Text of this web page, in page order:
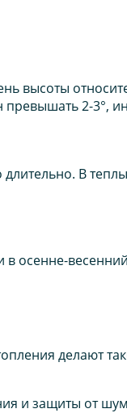
высоты
2-3°,
В
осенне-
делают
и защиты от